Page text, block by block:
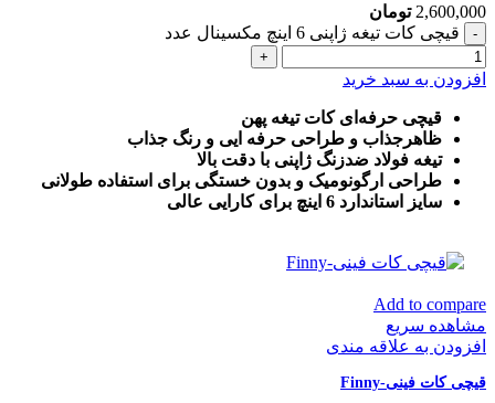
2,600,000 تومان
قیچی کات تیغه ژاپنی 6 اینچ مکسینال عدد
افزودن به سبد خرید
قیچی حرفه‌ای کات تیغه پهن
ظاهرجذاب و طراحی حرفه ایی و رنگ جذاب
تیغه فولاد ضدزنگ ژاپنی با دقت بالا
طراحی ارگونومیک و بدون خستگی برای استفاده طولانی
سایز استاندارد 6 اینچ برای کارایی عالی
Add to compare
مشاهده سریع
افزودن به علاقه مندی
قیچی کات فینی-Finny